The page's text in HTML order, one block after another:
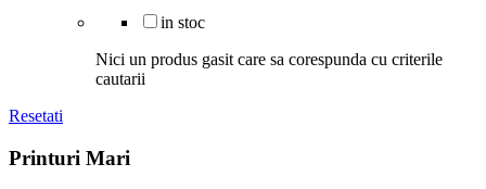
in stoc
Nici un produs gasit care sa corespunda cu criterile
cautarii
Resetati
Printuri Mari